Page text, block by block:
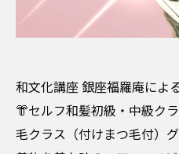
和文化講座 銀座福羅庵によ
👘セルフ和髪初級・中級ク
毛クラス（付けまつ毛付）